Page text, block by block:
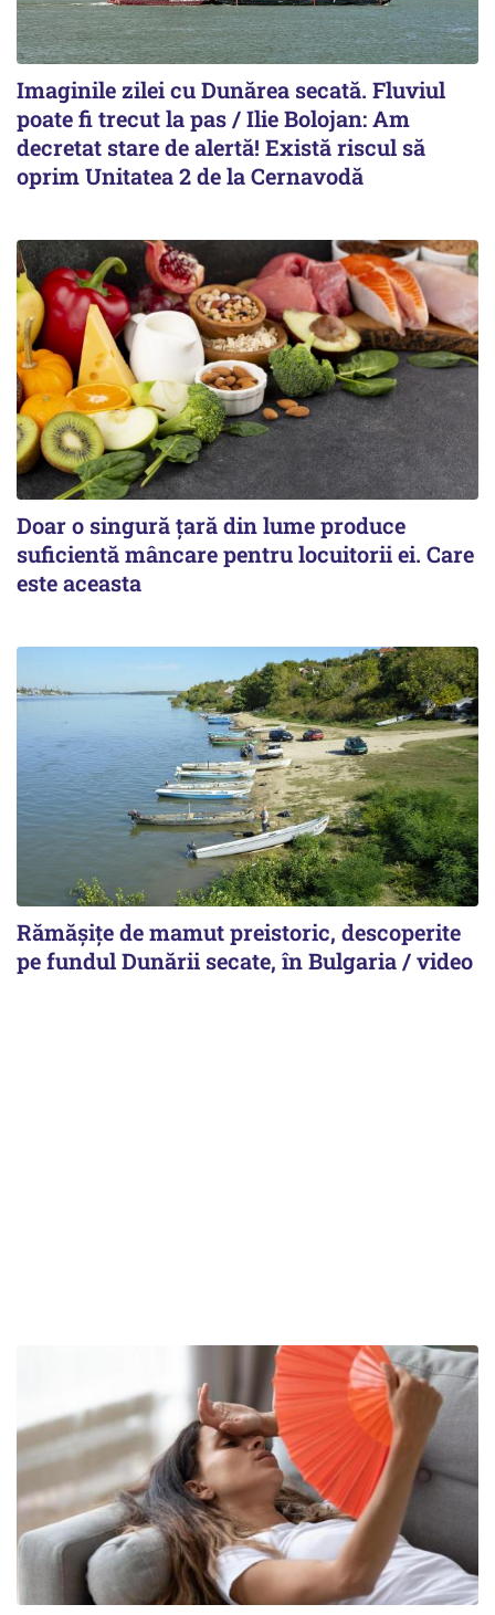
Imaginile zilei cu Dunărea secată. Fluviul
poate fi trecut la pas / Ilie Bolojan: Am
decretat stare de alertă! Există riscul să
oprim Unitatea 2 de la Cernavodă
Doar o singură țară din lume produce
suficientă mâncare pentru locuitorii ei. Care
este aceasta
Rămășițe de mamut preistoric, descoperite
pe fundul Dunării secate, în Bulgaria / video